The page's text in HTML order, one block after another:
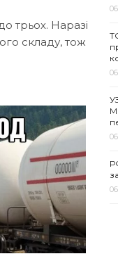
трьох. Наразі
складу, тож